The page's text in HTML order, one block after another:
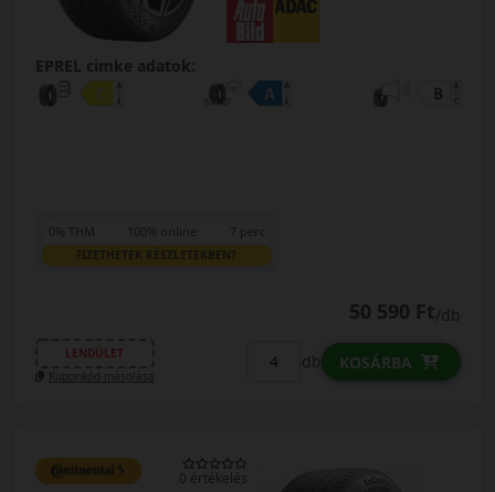
EPREL cimke adatok:
0% THM 100% online 7 perc
FIZETHETEK RÉSZLETEKBEN?
50 590 Ft/db
LENDÜLET
Kuponkód másolása
db KOSÁRBA
0 értékelés